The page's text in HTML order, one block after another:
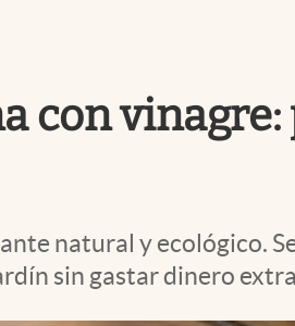
con
natural y ecológico.
sin gastar dinero